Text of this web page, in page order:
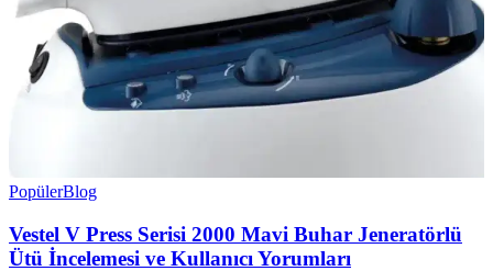
PopülerBlog
Vestel V Press Serisi 2000 Mavi Buhar Jeneratörlü
Ütü İncelemesi ve Kullanıcı Yorumları